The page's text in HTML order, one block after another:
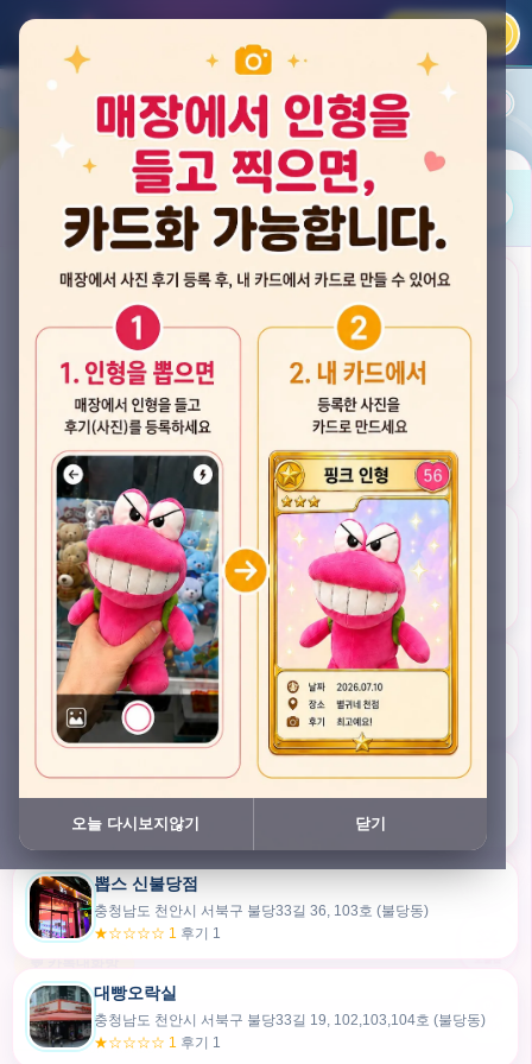
카카오 로그인
평점순 내 주변 즐겨찾기
뽑스 천안 불당점
★★★★☆ 4.2 후기 33
게임플렉스 불당동점
★★★☆☆ 2.5 후기 4
뽑기랜드
★★★★★ 4.7후기 47
픽스팟 불당점
충청남도 천안시 서북구 불당33길 47, 106호 (불당동)
★☆☆☆☆ 1 후기 1
쿠보 신불당점
충청남도 천안시 서북구 불당33길 35, 105호 (불당동)
★★★☆☆ 2.5후기 2
뽑스 신불당점
충청남도 천안시 서북구 불당33길 36, 103호 (불당동)
★☆☆☆☆ 1 후기 1
대빵오락실
충청남도 천안시 서북구 불당33길 19, 102,103,104호 (불당동)
★☆☆☆☆ 1 후기 1
30m
내위치
💬 카톡대화방
오늘 다시보지않기 닫기